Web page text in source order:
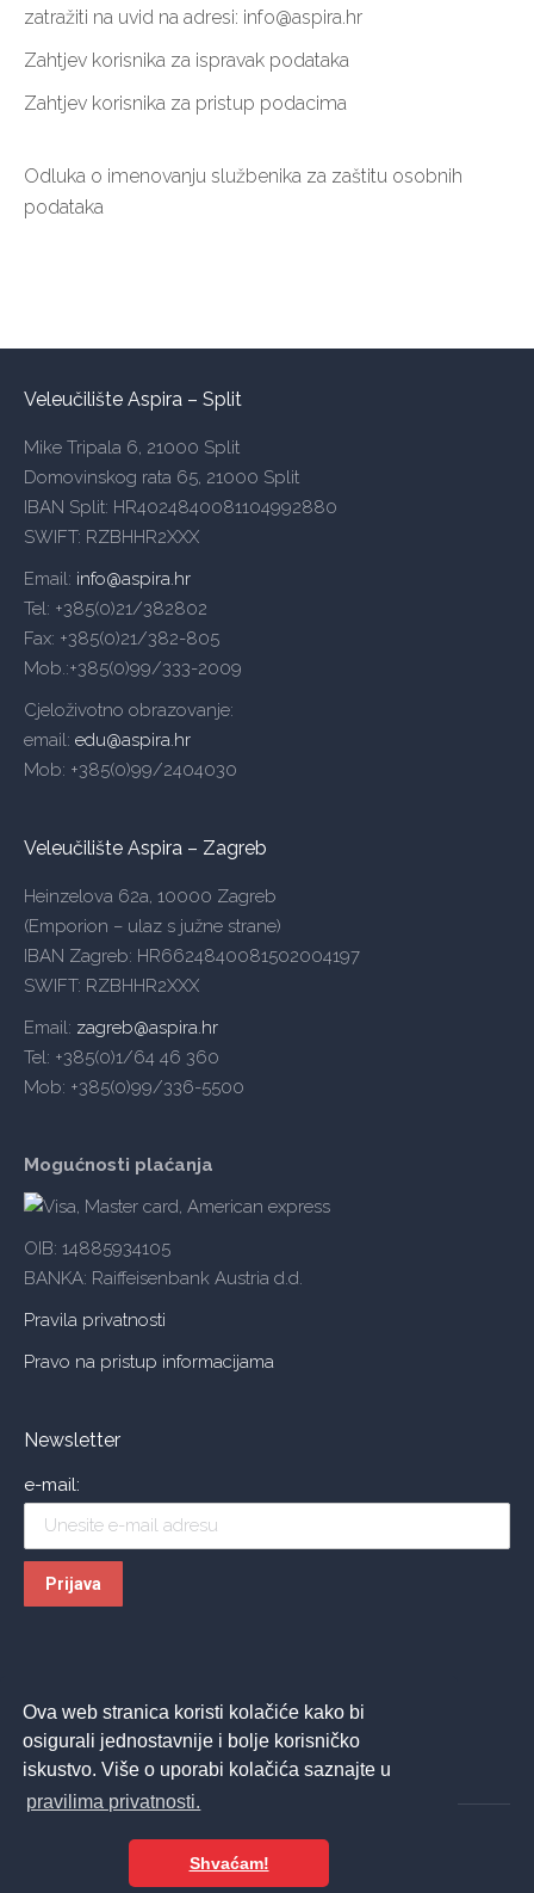
Ova web stranica koristi kolačiće kako bi
osigurali jednostavnije i bolje korisničko
iskustvo. Više o uporabi kolačića saznajte u
pravilima privatnosti.
Shvaćam!
zatražiti na uvid na adresi: info@aspira.hr
Zahtjev korisnika za ispravak podataka
Zahtjev korisnika za pristup podacima
Odluka o imenovanju službenika za zaštitu osobnih
podataka
Veleučilište Aspira – Split
Mike Tripala 6, 21000 Split
Domovinskog rata 65, 21000 Split
IBAN Split: HR4024840081104992880
SWIFT: RZBHHR2XXX
Email: info@aspira.hr
Tel: +385(0)21/382802
Fax: +385(0)21/382-805
Mob.:+385(0)99/333-2009
Cjeloživotno obrazovanje:
email: edu@aspira.hr
Mob: +385(0)99/2404030
Veleučilište Aspira – Zagreb
Heinzelova 62a, 10000 Zagreb
(Emporion – ulaz s južne strane)
IBAN Zagreb: HR6624840081502004197
SWIFT: RZBHHR2XXX
Email: zagreb@aspira.hr
Tel: +385(0)1/64 46 360
Mob: +385(0)99/336-5500
Mogućnosti plaćanja
OIB: 14885934105
BANKA: Raiffeisenbank Austria d.d.
Pravila privatnosti
Pravo na pristup informacijama
Newsletter
e-mail:
© 2026 ASPIRA | All Rights Reserved